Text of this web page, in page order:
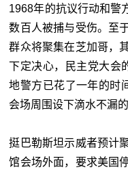
1968年的抗议行动和警
数百人被捕与受伤。至
群众将聚集在芝加哥，
下定决心，民主党大会
地警方已花了一年的时
会场周围设下滴水不漏的
挺巴勒斯坦示威者预计
馆会场外面，要求美国